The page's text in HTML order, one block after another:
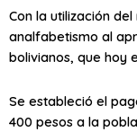
Con la utilización
analfabetismo al
bolivianos, que hoy
Se estableció el
400 pesos a la